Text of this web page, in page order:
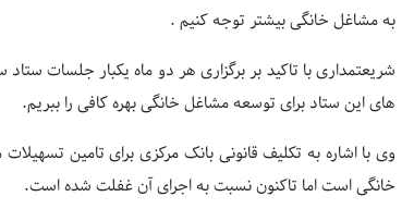
به مشاغل خانگی بیشتر توجه کنیم .
شریعتمداری با تاکید بر برگزاری هر دو ماه یکبار جلسات
های این ستاد برای توسعه مشاغل خانگی بهره کافی را ببریم.
وی با اشاره به تکلیف قانونی بانک مرکزی برای تامین
خانگی است اما تاکنون نسبت به اجرای آن غفلت شده است.